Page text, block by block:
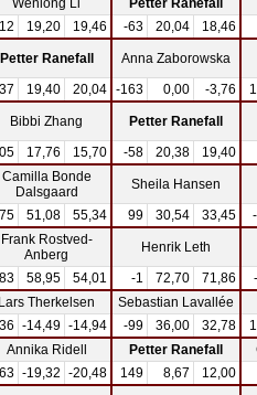
Wenlong Li
Petter Ranefall
12 19,20 19,46 -63 20,04 18,46
Petter Ranefall
Anna Zaborowska
37 19,40 20,04 -163 0,00 -3,76
Bibbi Zhang
Petter Ranefall
17,76 15,70 -58 20,38 19,40
Camilla Bonde
Dalsgaard
Sheila Hansen
51,08 55,34 99 30,54 33,45
Frank Rostved-
Anberg
Henrik Leth
58,95 54,01 -1 72,70 71,86
Lars Therkelsen
Sebastian Lavallée
-14,49 -14,94 -99 36,00 32,78
Annika Ridell Petter Ranefall
-19,32 -20,48 149 8,67 12,00